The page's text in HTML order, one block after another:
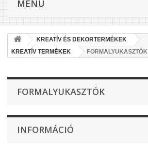
MENU
KREATÍV ÉS DEKORTERMÉKEK
KREATÍV TERMÉKEK
FORMALYUKASZTÓK
FORMALYUKASZTÓK
INFORMÁCIÓ